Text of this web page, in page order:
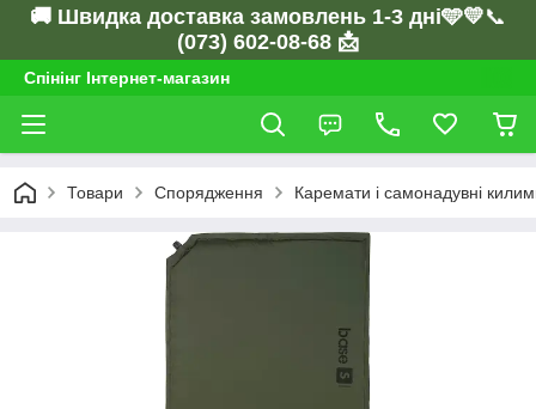
🚚 Швидка доставка замовлень 1-3 дні🩵💛📞
(073) 602-08-68 📩
Спінінг Інтернет-магазин
Товари Спорядження Каремати і самонадувні